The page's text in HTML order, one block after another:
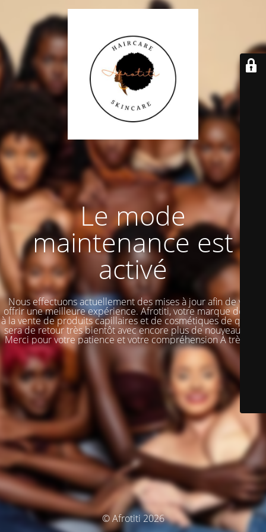
Le mode
maintenance est
activé
Nous effectuons actuellement des mises à jour afin de vous
offrir une meilleure expérience. Afrotiti, votre marque dédiée
à la vente de produits capillaires et de cosmétiques de qualité,
sera de retour très bientôt avec encore plus de nouveautés !!!
Merci pour votre patience et votre compréhension À très vite
© Afrotiti 2026